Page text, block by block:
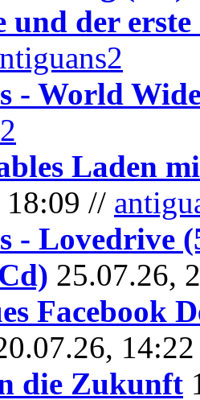
und der erste
- World
Laden
18:09 //
- Lovedrive
25.07.26,
Facebook
die Zukunft